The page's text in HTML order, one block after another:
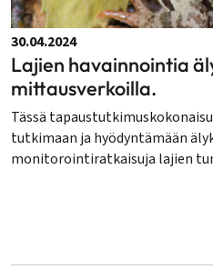
30.04.2024
Lajien havainnointia
mittausverkoilla.
Tässä
tutkimaan ja hyödyntämään
monitorointiratkaisuja lajien